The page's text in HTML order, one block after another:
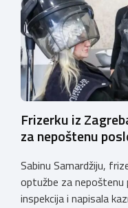
poslovanja obrtu
Emil Priskić,
Frizerku iz
za nepoštenu
Sabinu Samardžiju,
optužbe za nepoštenu
inspekcija i napisala